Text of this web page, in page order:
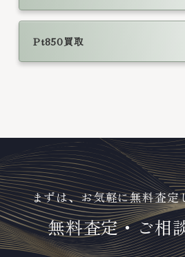
Pt850買取
まずは、お気軽に無料査定
無料査定・ご相